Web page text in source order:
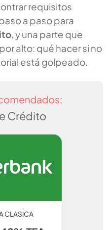
requisitos
a paso para
, y una parte que
alto: qué hacer si no
está golpeado.
Crédito
CLASICA